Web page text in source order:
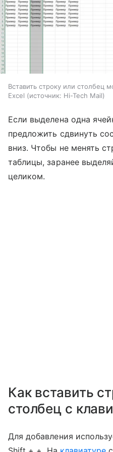
Вставить строку или столбец
Excel
источник: Hi-Tech Mail
Если выделена одна
предложить сдвинуть
вниз. Чтобы не менять
таблицы, заранее
целиком.
Как вставить
столбец с
Для добавления